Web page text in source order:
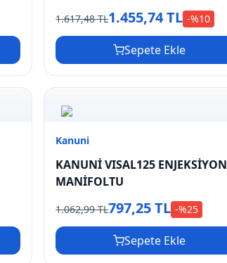
1.617,48 TL1.455,74 TL -%10
Sepete Ekle
Kanuni
KANUNİ VISAL125 ENJEKSİYON
MANİFOLTU
1.062,99 TL797,25 TL -%25
Sepete Ekle